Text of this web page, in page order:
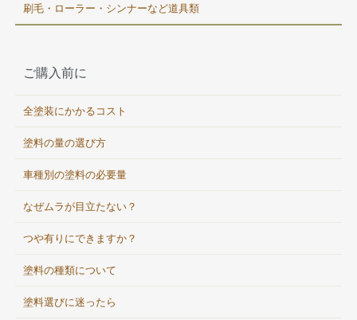
刷毛・ローラー・シンナーなど道具類
ご購入前に
全塗装にかかるコスト
塗料の量の選び方
車種別の塗料の必要量
なぜムラが目立たない？
つや有りにできますか？
塗料の種類について
塗料選びに迷ったら